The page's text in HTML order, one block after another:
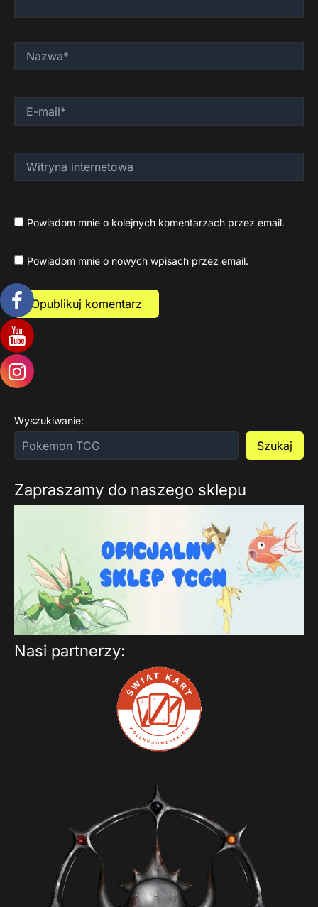
mail*
internetowa
Powiadom mnie o kolejnych komentarzach przez email.
Powiadom mnie o nowych wpisach przez email.
Wyszukiwanie:
Szukaj
Zapraszamy do naszego sklepu
Nasi partnerzy: